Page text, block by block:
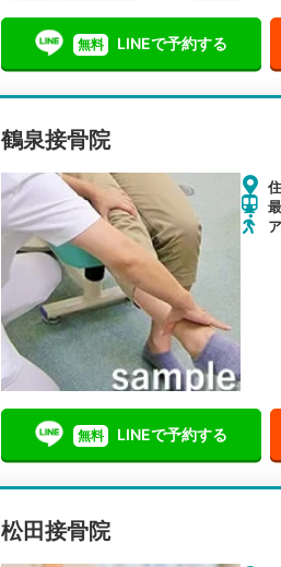
無料 LINEで予約する
鶴泉接骨院
無料 LINEで予約する
松田接骨院